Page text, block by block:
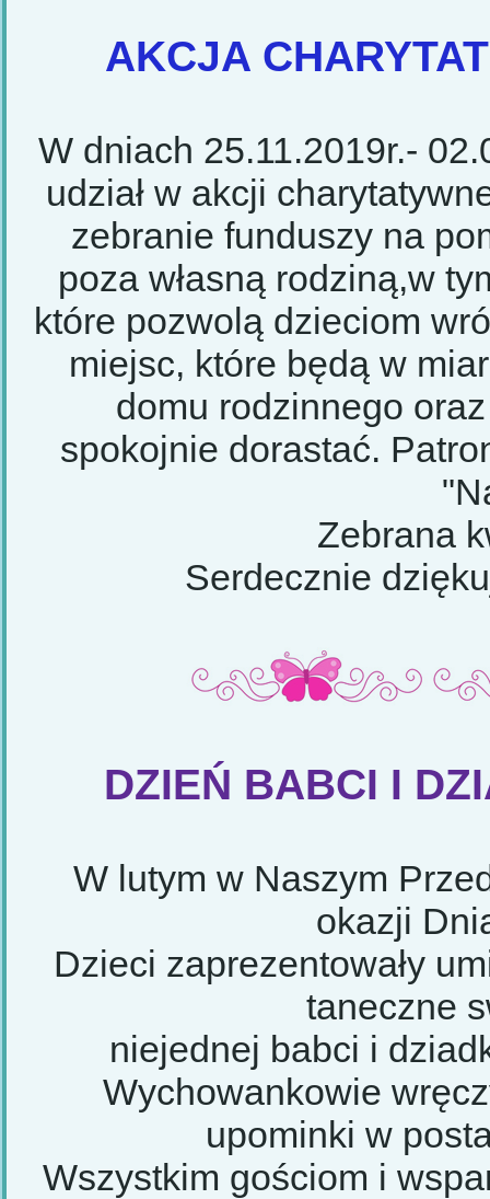
AKCJA
W dniach 25.11.2019r.-
udział w akcji
zebranie funduszy na
poza własną rodziną,w
które pozwolą dzieciom
miejsc, które będą w
domu rodzinnego
spokojnie dorastać.
Zebrana
Serdecznie
DZIEŃ BABCI I
W lutym w Naszym
okazji
Dzieci zaprezentowały
taneczne
niejednej babci i
Wychowankowie
upominki w
Wszystkim gościom i